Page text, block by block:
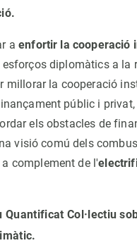
aenfortir la cooperació
diplomàtics a la
millorar la cooperació
públic i
els obstacles de
visió comú dels
complement de l'
Quantificat Col·lectiu